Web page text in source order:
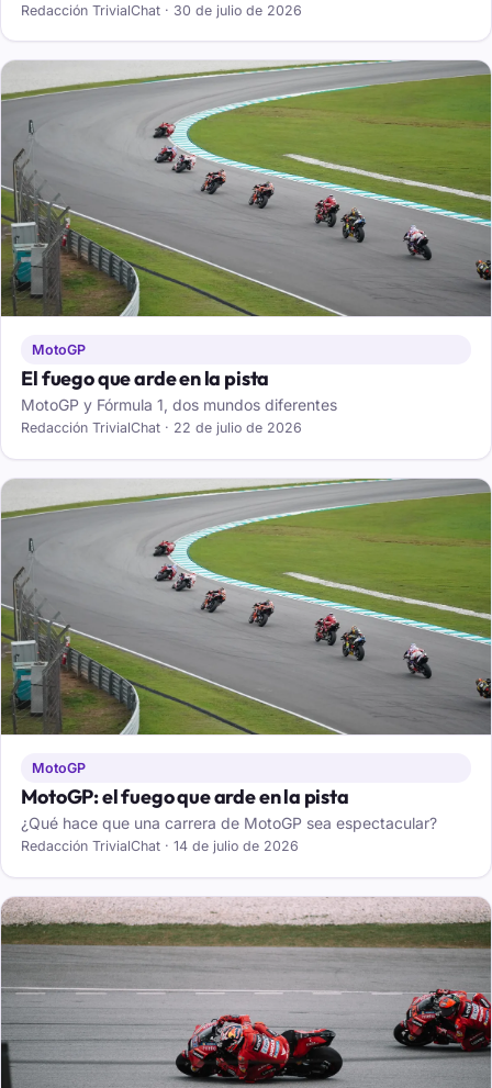
Redacción TrivialChat · 30 de julio de 2026
MotoGP
El fuego que arde en la pista
MotoGP y Fórmula 1, dos mundos diferentes
Redacción TrivialChat · 22 de julio de 2026
MotoGP
MotoGP: el fuego que arde en la pista
¿Qué hace que una carrera de MotoGP sea espectacular?
Redacción TrivialChat · 14 de julio de 2026